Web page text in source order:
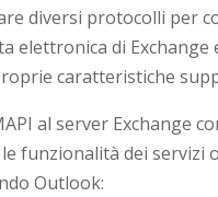
diversi protocolli per
elettronica di Exchange
caratteristiche
al server Exchange
funzionalità dei servizi
Outlook: